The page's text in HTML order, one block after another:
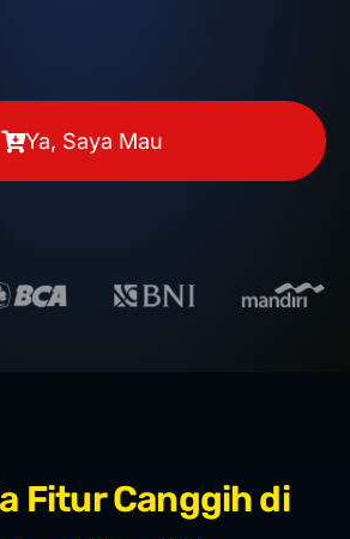
Ya, Saya Mau
Fitur Canggih di